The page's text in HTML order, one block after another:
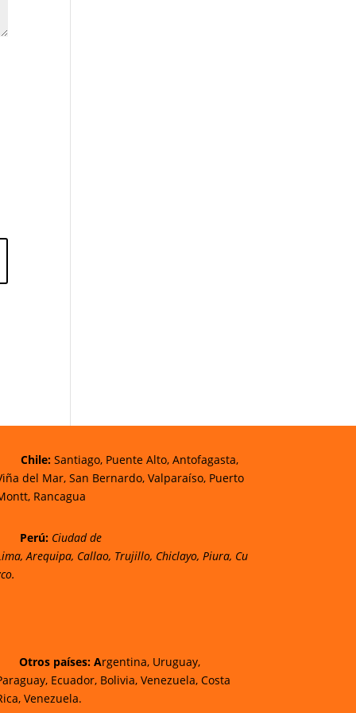
Chile:Santiago, Puente Alto, Antofagasta,
del Mar, San Bernardo, Valparaíso, Puerto
Rancagua
Perú: Ciudad de
,Arequipa, Callao, Trujillo, Chiclayo, Piura, Cu
Otros países: Argentina, Uruguay,
Ecuador, Bolivia, Venezuela, Costa
Venezuela.